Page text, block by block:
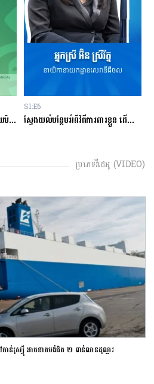
តើពិតឬទេដែលធនាគារផ្ដល់កម្ចីដោយមិនសិក្សាលើលទ្ធភាពសងត្រឡប់?
S1:E6
ស្វែងយល់បន្ថែមអំពីវិធីការពារខ្លួន ដើម្បីជៀសវាងពីការឆបោកតាមបច្ចេកវិទ្យាហិរញ្ញវត្ថុ!
ប្រភេទវីដេអូ (VIDEO)
ន់រុស្ស៊ី អាចខាតបង់ជិត ២ ពាន់លានដុល្លារ